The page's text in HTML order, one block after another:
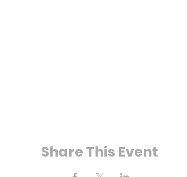
Share This Event